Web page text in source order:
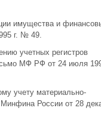
имущества и
г. № 49.
учетных регистров
МФ РФ от 24 июля
учету материально-
России от 28